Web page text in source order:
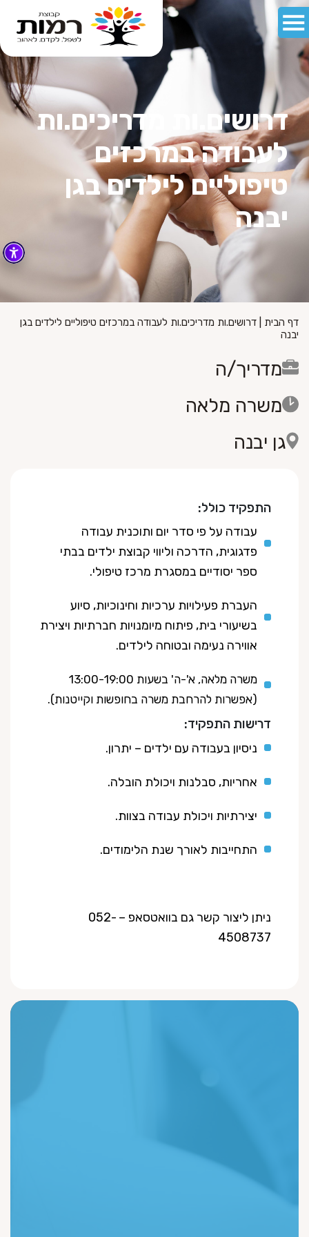
דרושים.ות מדריכים.ות
לעבודה במרכזים
טיפוליים לילדים בגן
יבנה
דף הבית
דרושים.ות מדריכים.ות לעבודה במרכזים טיפוליים לילדים בגן
יבנה
מדריך/ה
משרה מלאה
גן יבנה
התפקיד כולל:
עבודה על פי סדר יום ותוכנית עבודה
פדגוגית, הדרכה וליווי קבוצת ילדים בבתי
ספר יסודיים במסגרת מרכז טיפולי.
העברת פעילויות ערכיות וחינוכיות, סיוע
בשיעורי בית, פיתוח מיומנויות חברתיות ויצירת
אווירה נעימה ובטוחה לילדים.
משרה מלאה, א'-ה' בשעות 13:00-19:00
(אפשרות להרחבת משרה בחופשות וקייטנות).
דרישות התפקיד:
ניסיון בעבודה עם ילדים – יתרון.
אחריות, סבלנות ויכולת הובלה.
יצירתיות ויכולת עבודה בצוות.
התחייבות לאורך שנת הלימודים.
ניתן ליצור קשר גם בוואטסאפ – 052-
4508737